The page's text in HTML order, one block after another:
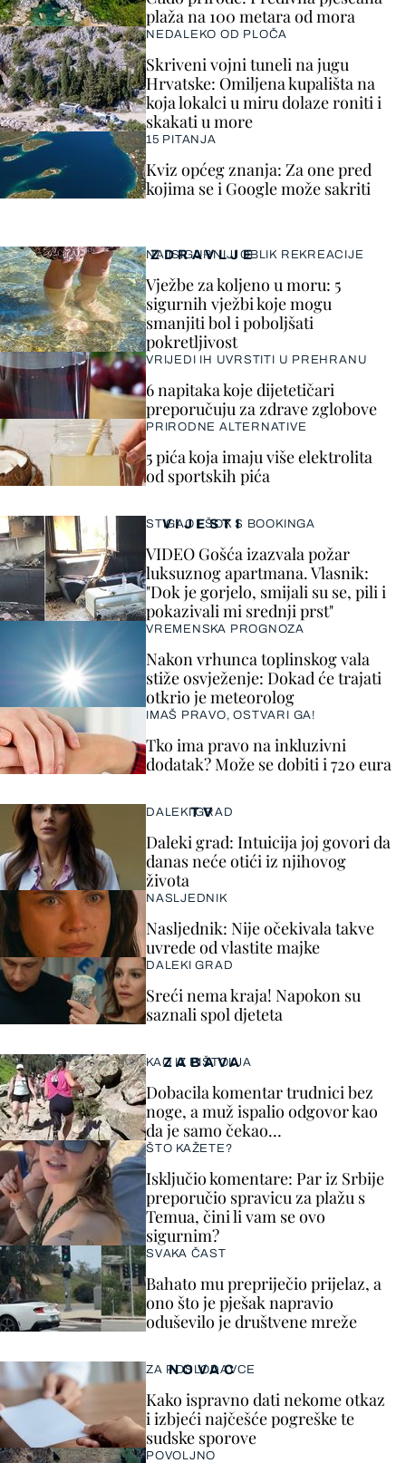
VIJESTI
STIGAO I ŠOK S BOOKINGA
VIDEO Gošća izazvala požar
luksuznog apartmana. Vlasnik:
"Dok je gorjelo, smijali su se, pili i
pokazivali mi srednji prst"
VREMENSKA PROGNOZA
Nakon vrhunca toplinskog vala
stiže osvježenje: Dokad će trajati
otkrio je meteorolog
IMAŠ PRAVO, OSTVARI GA!
Tko ima pravo na inkluzivni
dodatak? Može se dobiti i 720 eura
ZDRAVLJE
NAJSIGURNIJI OBLIK REKREACIJE
Vježbe za koljeno u moru: 5
sigurnih vježbi koje mogu
smanjiti bol i poboljšati
pokretljivost
VRIJEDI IH UVRSTITI U PREHRANU
6 napitaka koje dijetetičari
preporučuju za zdrave zglobove
PRIRODNE ALTERNATIVE
5 pića koja imaju više elektrolita
od sportskih pića
ZABAVA
KAO IZ PIŠTOLJA
Dobacila komentar trudnici bez
noge, a muž ispalio odgovor kao
da je samo čekao…
ŠTO KAŽETE?
Isključio komentare: Par iz Srbije
preporučio spravicu za plažu s
Temua, čini li vam se ovo
sigurnim?
SVAKA ČAST
Bahato mu prepriječio prijelaz, a
ono što je pješak napravio
oduševilo je društvene mreže
TV
DALEKI GRAD
Daleki grad: Intuicija joj govori da
danas neće otići iz njihovog
života
NASLJEDNIK
Nasljednik: Nije očekivala takve
uvrede od vlastite majke
DALEKI GRAD
Sreći nema kraja! Napokon su
saznali spol djeteta
plaža na 100 metara od mora
NEDALEKO OD PLOČA
Skriveni vojni tuneli na jugu
Hrvatske: Omiljena kupališta na
koja lokalci u miru dolaze roniti i
skakati u more
15 PITANJA
Kviz općeg znanja: Za one pred
kojima se i Google može sakriti
NOVAC
ZA POSLODAVCE
Kako ispravno dati nekome otkaz
i izbjeći najčešće pogreške te
sudske sporove
POVOLJNO